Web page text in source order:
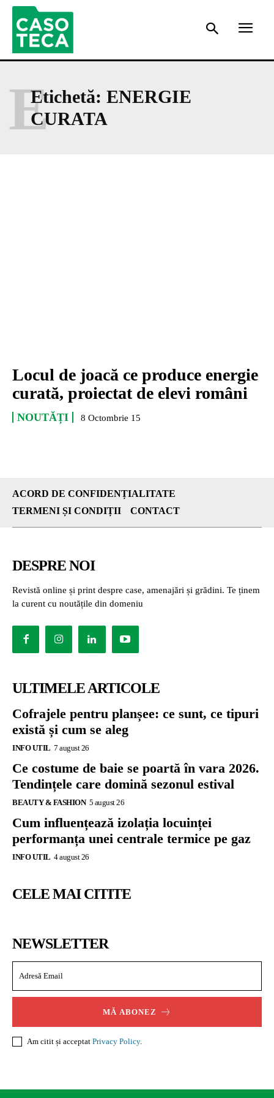
Etichetă: ENERGIE
CURATA
E
Locul de joacă ce produce energie
curată, proiectat de elevi români
NOUTĂȚI 8 Octombrie 15
ACORD DE CONFIDENȚIALITATE
TERMENI ȘI CONDIȚII
CONTACT
DESPRE NOI
Revistă online și print despre case, amenajări și grădini. Te ținem
la curent cu noutățile din domeniu
ULTIMELE ARTICOLE
Cofrajele pentru planșee: ce sunt, ce tipuri
există și cum se aleg
INFO UTIL 7 august 26
Ce costume de baie se poartă în vara 2026.
Tendințele care domină sezonul estival
BEAUTY & FASHION 5 august 26
Cum influențează izolația locuinței
performanța unei centrale termice pe gaz
INFO UTIL 4 august 26
CELE MAI CITITE
NEWSLETTER
MĂ ABONEZ
Am citit și acceptat Privacy Policy.